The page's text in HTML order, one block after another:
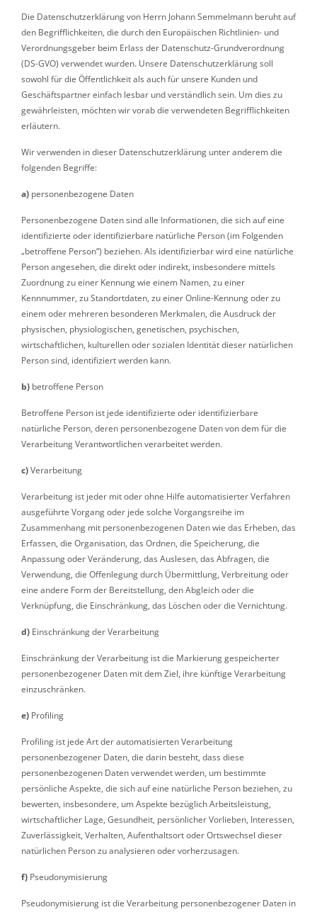
Die Datenschutzerklärung von Herrn Johann Semmelmann beruht auf
den Begrifflichkeiten, die durch den Europäischen Richtlinien- und
Verordnungsgeber beim Erlass der Datenschutz-Grundverordnung
(DS-GVO) verwendet wurden. Unsere Datenschutzerklärung soll
sowohl für die Öffentlichkeit als auch für unsere Kunden und
Geschäftspartner einfach lesbar und verständlich sein. Um dies zu
gewährleisten, möchten wir vorab die verwendeten Begrifflichkeiten
erläutern.
Wir verwenden in dieser Datenschutzerklärung unter anderem die
folgenden Begriffe:
a) personenbezogene Daten
Personenbezogene Daten sind alle Informationen, die sich auf eine
identifizierte oder identifizierbare natürliche Person (im Folgenden
„betroffene Person“) beziehen. Als identifizierbar wird eine natürliche
Person angesehen, die direkt oder indirekt, insbesondere mittels
Zuordnung zu einer Kennung wie einem Namen, zu einer
Kennnummer, zu Standortdaten, zu einer Online-Kennung oder zu
einem oder mehreren besonderen Merkmalen, die Ausdruck der
physischen, physiologischen, genetischen, psychischen,
wirtschaftlichen, kulturellen oder sozialen Identität dieser natürlichen
Person sind, identifiziert werden kann.
b) betroffene Person
Betroffene Person ist jede identifizierte oder identifizierbare
natürliche Person, deren personenbezogene Daten von dem für die
Verarbeitung Verantwortlichen verarbeitet werden.
c)Verarbeitung
Verarbeitung ist jeder mit oder ohne Hilfe automatisierter Verfahren
ausgeführte Vorgang oder jede solche Vorgangsreihe im
Zusammenhang mit personenbezogenen Daten wie das Erheben, das
Erfassen, die Organisation, das Ordnen, die Speicherung, die
Anpassung oder Veränderung, das Auslesen, das Abfragen, die
Verwendung, die Offenlegung durch Übermittlung, Verbreitung oder
eine andere Form der Bereitstellung, den Abgleich oder die
Verknüpfung, die Einschränkung, das Löschen oder die Vernichtung.
d) Einschränkung der Verarbeitung
Einschränkung der Verarbeitung ist die Markierung gespeicherter
personenbezogener Daten mit dem Ziel, ihre künftige Verarbeitung
einzuschränken.
e) Profiling
Profiling ist jede Art der automatisierten Verarbeitung
personenbezogener Daten, die darin besteht, dass diese
personenbezogenen Daten verwendet werden, um bestimmte
persönliche Aspekte, die sich auf eine natürliche Person beziehen, zu
bewerten, insbesondere, um Aspekte bezüglich Arbeitsleistung,
wirtschaftlicher Lage, Gesundheit, persönlicher Vorlieben, Interessen,
Zuverlässigkeit, Verhalten, Aufenthaltsort oder Ortswechsel dieser
natürlichen Person zu analysieren oder vorherzusagen.
f) Pseudonymisierung
Pseudonymisierung ist die Verarbeitung personenbezogener Daten in